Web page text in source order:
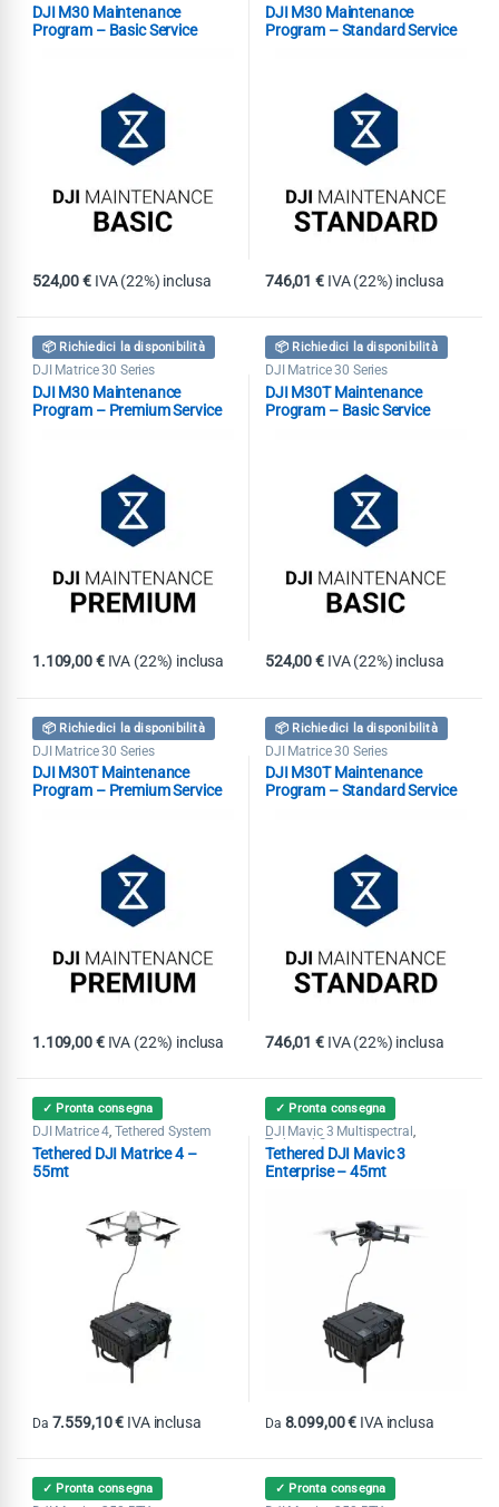
DJI M30 Maintenance
Program – Basic Service
524,00€ IVA (22%) inclusa
DJI M30 Maintenance
Program – Standard Service
746,01€ IVA (22%) inclusa
📦 Richiedici la disponibilità
DJI Matrice 30 Series
DJI M30 Maintenance
Program – Premium Service
1.109,00€ IVA (22%) inclusa
📦 Richiedici la disponibilità
DJI Matrice 30 Series
DJI M30T Maintenance
Program – Basic Service
524,00€ IVA (22%) inclusa
📦 Richiedici la disponibilità
DJI Matrice 30 Series
DJI M30T Maintenance
Program – Premium Service
1.109,00€ IVA (22%) inclusa
📦 Richiedici la disponibilità
DJI Matrice 30 Series
DJI M30T Maintenance
Program – Standard Service
746,01€ IVA (22%) inclusa
✓ Pronta consegna
DJI Matrice 4, Tethered System
Tethered DJI Matrice 4 –
55mt
Da 7.559,10€ IVA inclusa
Questo prodotto ha più varianti. Le opzioni possono essere scelte
✓ Pronta consegna
DJI Mavic 3 Multispectral ,
Tethered System
Tethered DJI Mavic 3
Enterprise – 45mt
Da 8.099,00€ IVA inclusa
Questo prodotto ha più varianti.
✓ Pronta consegna ✓ Pronta consegna